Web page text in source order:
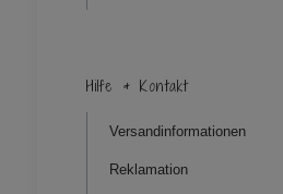
Hilfe & Kontakt
Versandinformationen
Reklamation